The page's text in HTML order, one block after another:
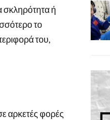
σκληρότητα ή
το
του,
αρκετές φορές